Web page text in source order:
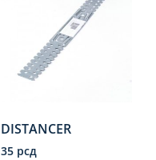
DISTANCER
35 рсд